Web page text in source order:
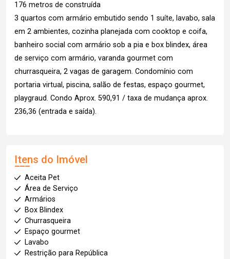
176 metros de construída
3 quartos com armário embutido sendo 1 suíte, lavabo, sala
em 2 ambientes, cozinha planejada com cooktop e coifa,
banheiro social com armário sob a pia e box blindex, área
de serviço com armário, varanda gourmet com
churrasqueira, 2 vagas de garagem. Condomínio com
portaria virtual, piscina, salão de festas, espaço gourmet,
playgraud. Condo Aprox. 590,91 / taxa de mudança aprox.
236,36 (entrada e saída).
Itens do Imóvel
Aceita Pet
Área de Serviço
Armários
Box Blindex
Churrasqueira
Espaço gourmet
Lavabo
Restrição para República